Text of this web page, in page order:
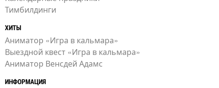
Тимбилдинги
ХИТЫ
Аниматор «Игра в кальмара»
Выездной квест «Игра в кальмара»
Аниматор Венсдей Адамс
ИНФОРМАЦИЯ